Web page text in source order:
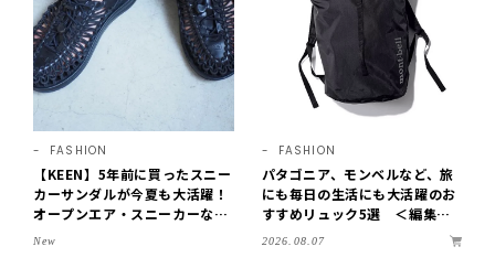
FASHION
【KEEN】5年前に買ったスニー
カーサンダルが今夏も大活躍！
オープンエア・スニーカーなら
涼しくて歩きやすい【LEE編集
New
FASHION
パタゴニア、モンベルなど、旅
にも毎日の生活にも大活躍のお
すすめリュック5選 ＜編集部
セレクト＞【LEEマルシェ】
2026.08.07